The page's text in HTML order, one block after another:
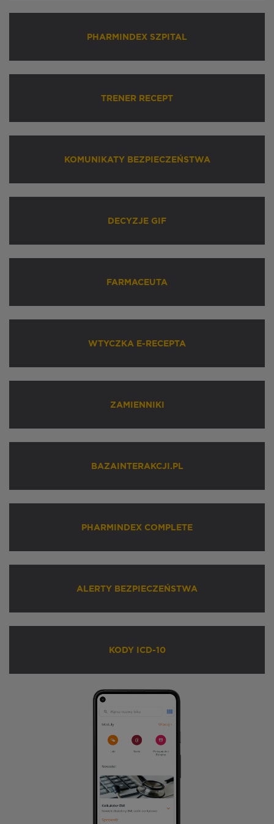
PHARMINDEX SZPITAL
TRENER RECEPT
KOMUNIKATY BEZPIECZEŃSTWA
DECYZJE GIF
FARMACEUTA
WTYCZKA E-RECEPTA
ZAMIENNIKI
BAZAINTERAKCJI.PL
PHARMINDEX COMPLETE
ALERTY BEZPIECZEŃSTWA
KODY ICD-10